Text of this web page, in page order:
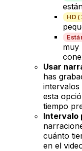
HD
muy
Usar
has
intervalos
esta
tiempo
Intervalo
cuánto
en el